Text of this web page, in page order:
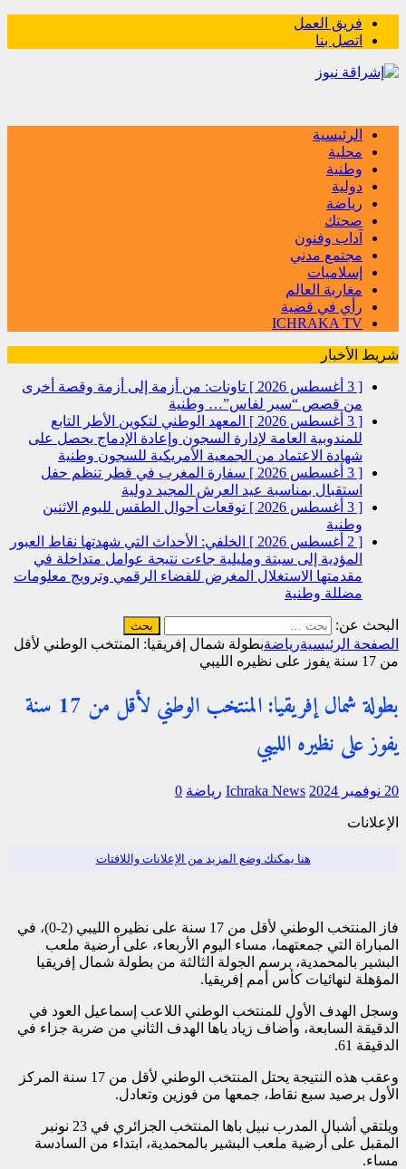
فريق العمل
اتصل بنا
الرئيسية
محلية
وطنية
دولية
رياضة
صحتك
آداب وفنون
مجتمع مدني
إسلاميات
مغاربة العالم
رأي في قضية
ICHRAKA TV
شريط الأخبار
[ 3 أغسطس 2026 ]
تاونات: من أزمة إلى أزمة وقصة أخرى
من قصص “سير لفاس”… وطنية
[ 3 أغسطس 2026 ]
المعهد الوطني لتكوين الأطر التابع
للمندوبية العامة لإدارة السجون وإعادة الإدماج يحصل على
شهادة الاعتماد من الجمعية الأمريكية للسجون وطنية
[ 3 أغسطس 2026 ]
سفارة المغرب في قطر تنظم حفل
استقبال بمناسبة عيد العرش المجيد دولية
[ 3 أغسطس 2026 ]
توقعات أحوال الطقس لليوم الاثنين
وطنية
[ 2 أغسطس 2026 ]
الخلفي: الأحداث التي شهدتها نقاط العبور
المؤدية إلى سبتة ومليلية جاءت نتيجة عوامل متداخلة في
مقدمتها الاستغلال المغرض للفضاء الرقمي وترويج معلومات
مضللة وطنية
البحث عن:
الصفحة الرئيسيةرياضةبطولة شمال إفريقيا: المنتخب الوطني لأقل
من 17 سنة يفوز على نظيره الليبي
بطولة شمال إفريقيا: المنتخب الوطني لأقل من 17 سنة
يفوز على نظيره الليبي
20 نوفمبر 2024 Ichraka News رياضة 0
الإعلانات
هنا يمكنك وضع المزيد من الإعلانات واللافتات
فاز المنتخب الوطني لأقل من 17 سنة على نظيره الليبي (2-0)، في
المباراة التي جمعتهما، مساء اليوم الأربعاء، على أرضية ملعب
البشير بالمحمدية، برسم الجولة الثالثة من بطولة شمال إفريقيا
المؤهلة لنهائيات كأس أمم إفريقيا.
وسجل الهدف الأول للمنتخب الوطني اللاعب إسماعيل العود في
الدقيقة السابعة، وأضاف زياد باها الهدف الثاني من ضربة جزاء في
الدقيقة 61.
وعقب هذه النتيجة يحتل المنتخب الوطني لأقل من 17 سنة المركز
الأول برصيد سبع نقاط، جمعها من فوزين وتعادل.
ويلتقي أشبال المدرب نبيل باها المنتخب الجزائري في 23 نونبر
المقبل على أرضية ملعب البشير بالمحمدية، ابتداء من السادسة
مساء.